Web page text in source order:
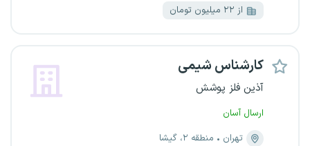
از ۲۲ میلیون تومان
کارشناس شیمی
آذین فلز پوشش
ارسال آسان
تهران
منطقه ۲، گیشا